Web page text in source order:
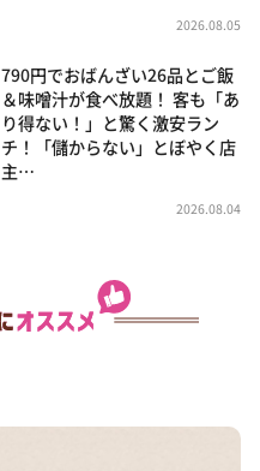
2026.08.05
790円でおばんざい26品とご飯
＆味噌汁が食べ放題！ 客も「あ
り得ない！」と驚く激安ラン
チ！「儲からない」とぼやく店
主…
2026.08.04